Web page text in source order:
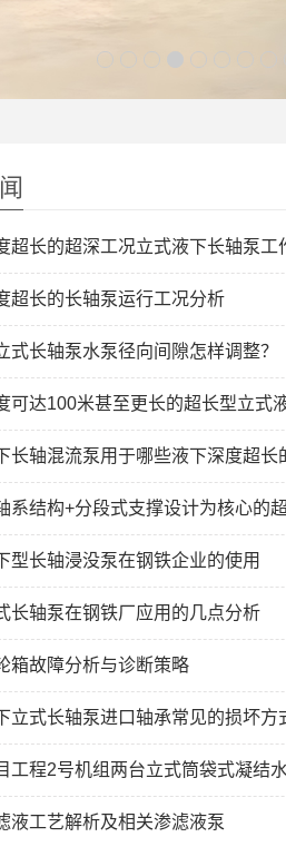
超长的超深工况立式液下长轴泵工
超长的长轴泵运行工况分析
式长轴泵水泵径向间隙怎样调整？
可达100米甚至更长的超长型立式
长轴混流泵用于哪些液下深度超长
系结构+分段式支撑设计‌为核心的‌
型长轴浸没泵在钢铁企业的使用
长轴泵在钢铁厂应用的几点分析
箱故障分析与诊断策略
立式长轴泵进口轴承常见的损坏方
工程2号机组两台立式筒袋式凝结
液工艺解析及相关渗滤液泵